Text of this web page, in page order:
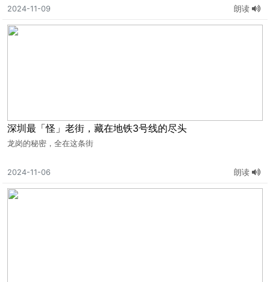
2024-11-09
朗读
深圳最「怪」老街，藏在地铁3号线的尽头
龙岗的秘密，全在这条街
2024-11-06 朗读